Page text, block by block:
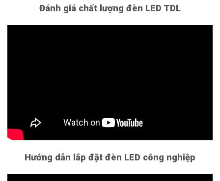
Đánh giá chất lượng đèn LED TDL
Hướng dẫn lắp đặt đèn LED công nghiệp